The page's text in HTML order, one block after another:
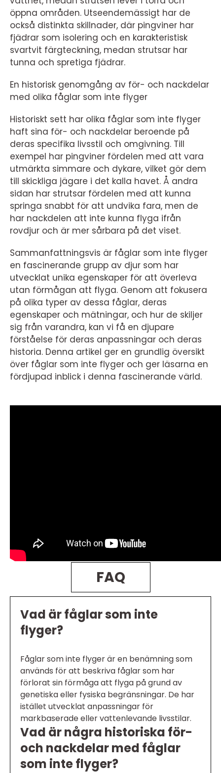
öppna områden. Utseendemässigt har de
också distinkta skillnader, där pingviner har
fjädrar som isolering och en karakteristisk
svartvit färgteckning, medan strutsar har
tunna och spretiga fjädrar.
En historisk genomgång av för- och nackdelar
med olika fåglar som inte flyger
Historiskt sett har olika fåglar som inte flyger
haft sina för- och nackdelar beroende på
deras specifika livsstil och omgivning. Till
exempel har pingviner fördelen med att vara
utmärkta simmare och dykare, vilket gör dem
till skickliga jägare i det kalla havet. Å andra
sidan har strutsar fördelen med att kunna
springa snabbt för att undvika fara, men de
har nackdelen att inte kunna flyga ifrån
rovdjur och är mer sårbara på det viset.
Sammanfattningsvis är fåglar som inte flyger
en fascinerande grupp av djur som har
utvecklat unika egenskaper för att överleva
utan förmågan att flyga. Genom att fokusera
på olika typer av dessa fåglar, deras
egenskaper och mätningar, och hur de skiljer
sig från varandra, kan vi få en djupare
förståelse för deras anpassningar och deras
historia. Denna artikel ger en grundlig översikt
över fåglar som inte flyger och ger läsarna en
fördjupad inblick i denna fascinerande värld.
FAQ
Vad är fåglar som inte
flyger?
Fåglar som inte flyger är en benämning som
används för att beskriva fåglar som har
förlorat sin förmåga att flyga på grund av
genetiska eller fysiska begränsningar. De har
istället utvecklat anpassningar för
markbaserade eller vattenlevande livsstilar.
Vad är några historiska för-
och nackdelar med fåglar
som inte flyger?